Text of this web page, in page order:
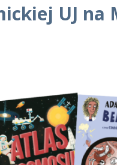
UJ na